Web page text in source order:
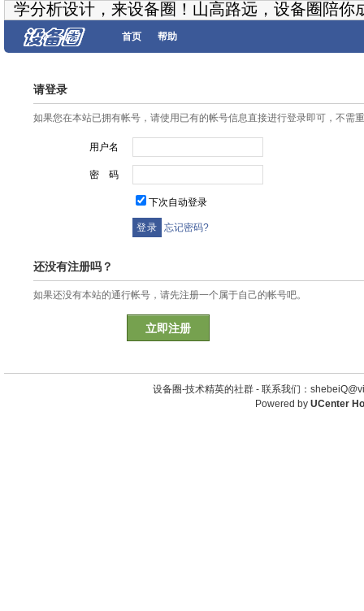
学分析设计，来设备圈！山高路远，设备圈陪你
首页 帮助
请登录
如果您在本站已拥有帐号，请使用已有的帐号信息直接进行登录即可，不需
用户名
密 码
下次自动登录
忘记密码?
还没有注册吗？
如果还没有本站的通行帐号，请先注册一个属于自己的帐号吧。
立即注册
设备圈-技术精英的社群 - 联系我们：
Powered by UCenter